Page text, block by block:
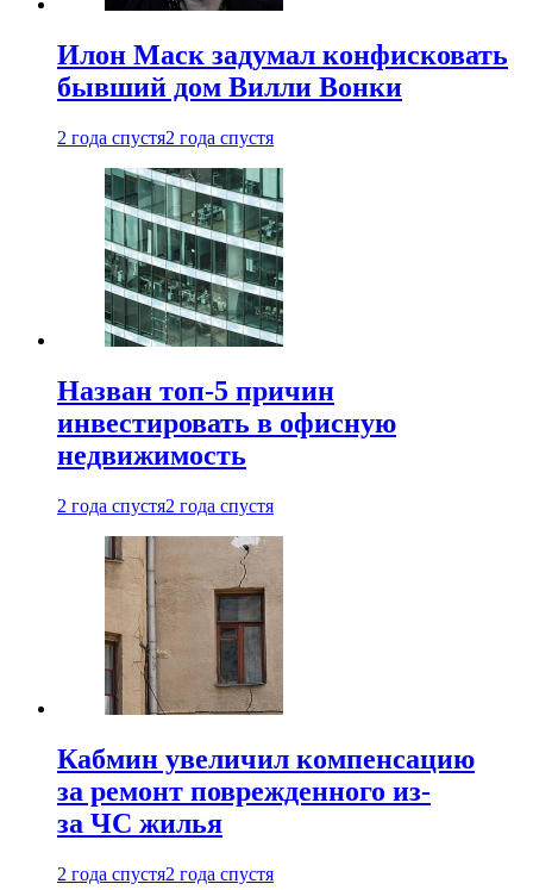
Илон Маск задумал конфисковать
бывший дом Вилли Вонки
2 года спустя2 года спустя
Назван топ-5 причин
инвестировать в офисную
недвижимость
2 года спустя2 года спустя
Кабмин увеличил компенсацию
за ремонт поврежденного из-
за ЧС жилья
2 года спустя2 года спустя